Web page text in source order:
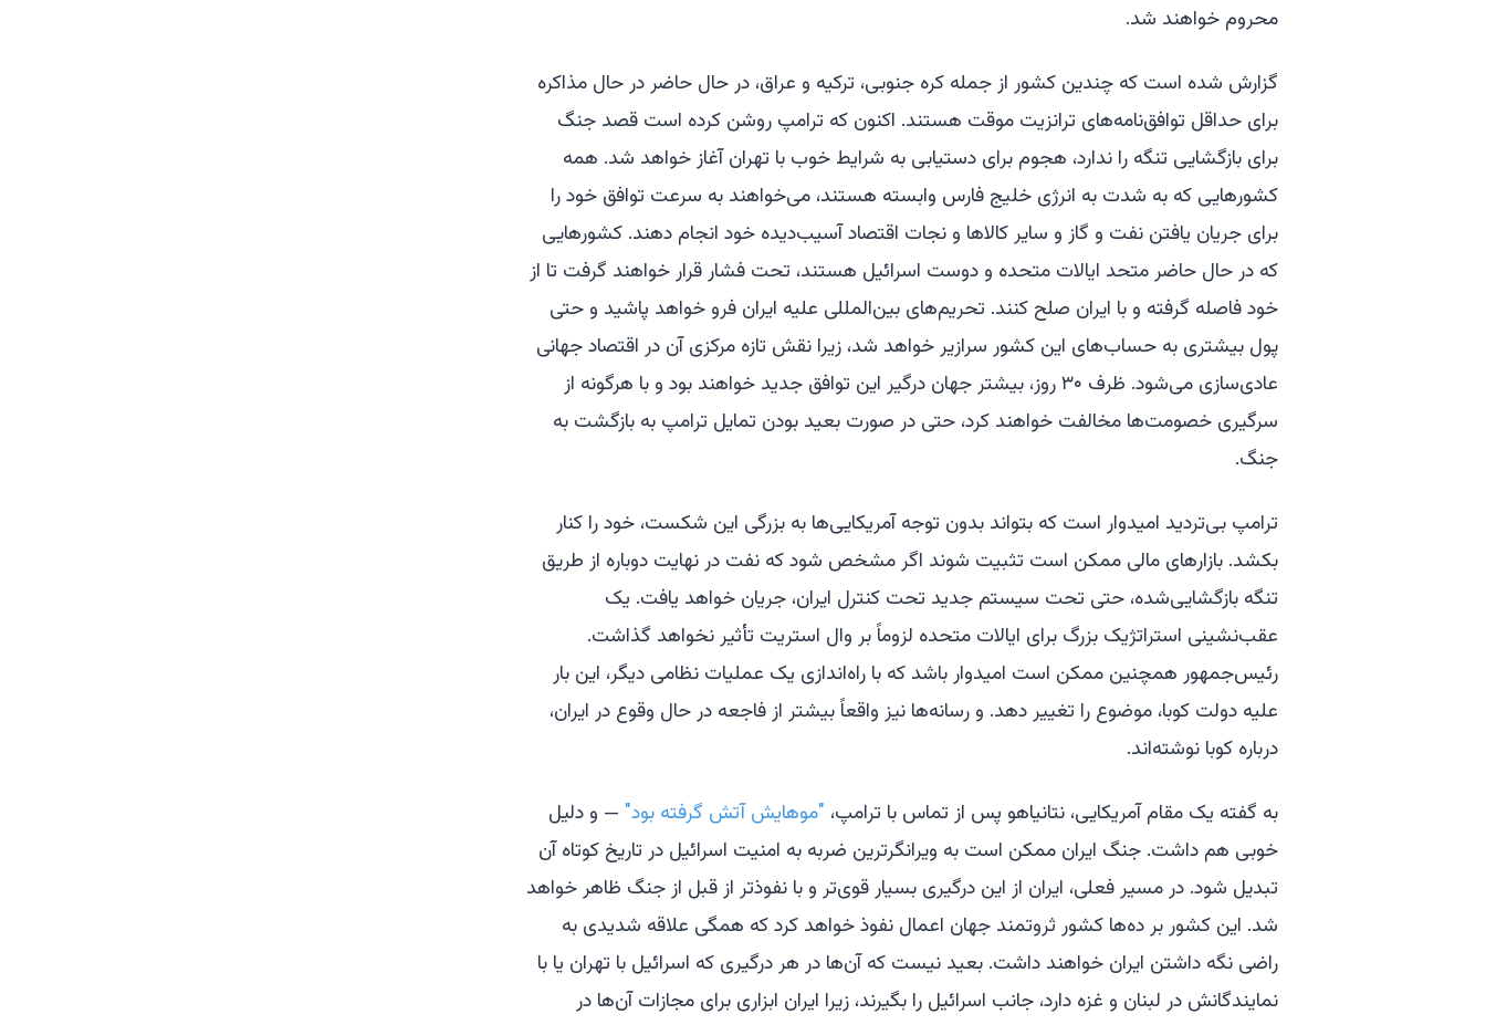
محروم خواهند شد.
گزارش شده است که چندین کشور از جمله کره جنوبی، ترکیه و عراق، در حال حاضر در حال مذاکره
برای حداقل توافق‌نامه‌های ترانزیت موقت هستند. اکنون که ترامپ روشن کرده است قصد جنگ
برای بازگشایی تنگه را ندارد، هجوم برای دستیابی به شرایط خوب با تهران آغاز خواهد شد. همه
کشورهایی که به شدت به انرژی خلیج فارس وابسته هستند، می‌خواهند به سرعت توافق خود را
برای جریان یافتن نفت و گاز و سایر کالاها و نجات اقتصاد آسیب‌دیده خود انجام دهند. کشورهایی
که در حال حاضر متحد ایالات متحده و دوست اسرائیل هستند، تحت فشار قرار خواهند گرفت تا از
خود فاصله گرفته و با ایران صلح کنند. تحریم‌های بین‌المللی علیه ایران فرو خواهد پاشید و حتی
پول بیشتری به حساب‌های این کشور سرازیر خواهد شد، زیرا نقش تازه مرکزی آن در اقتصاد جهانی
عادی‌سازی می‌شود. ظرف ۳۰ روز، بیشتر جهان درگیر این توافق جدید خواهند بود و با هرگونه از
سرگیری خصومت‌ها مخالفت خواهند کرد، حتی در صورت بعید بودن تمایل ترامپ به بازگشت به
جنگ.
ترامپ بی‌تردید امیدوار است که بتواند بدون توجه آمریکایی‌ها به بزرگی این شکست، خود را کنار
بکشد. بازارهای مالی ممکن است تثبیت شوند اگر مشخص شود که نفت در نهایت دوباره از طریق
تنگه بازگشایی‌شده، حتی تحت سیستم جدید تحت کنترل ایران، جریان خواهد یافت. یک
عقب‌نشینی استراتژیک بزرگ برای ایالات متحده لزوماً بر وال استریت تأثیر نخواهد گذاشت.
رئیس‌جمهور همچنین ممکن است امیدوار باشد که با راه‌اندازی یک عملیات نظامی دیگر، این بار
علیه دولت کوبا، موضوع را تغییر دهد. و رسانه‌ها نیز واقعاً بیشتر از فاجعه در حال وقوع در ایران،
درباره کوبا نوشته‌اند.
به گفته یک مقام آمریکایی، نتانیاهو پس از تماس با ترامپ، "موهایش آتش گرفته بود" — و دلیل
خوبی هم داشت. جنگ ایران ممکن است به ویرانگرترین ضربه به امنیت اسرائیل در تاریخ کوتاه آن
تبدیل شود. در مسیر فعلی، ایران از این درگیری بسیار قوی‌تر و با نفوذتر از قبل از جنگ ظاهر خواهد
شد. این کشور بر ده‌ها کشور ثروتمند جهان اعمال نفوذ خواهد کرد که همگی علاقه شدیدی به
راضی نگه داشتن ایران خواهند داشت. بعید نیست که آن‌ها در هر درگیری که اسرائیل با تهران یا با
نمایندگانش در لبنان و غزه دارد، جانب اسرائیل را بگیرند، زیرا ایران ابزاری برای مجازات آن‌ها در